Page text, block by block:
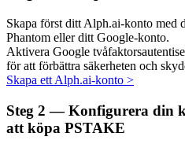
Auto Invest
Ta långsiktig vinst och
Skapa först ditt Alph.ai-konto med
Phantom eller ditt Google-konto.
Aktivera Google
för att förbättra säkerheten och
Skapa ett Alph.ai-konto >
Steg 2 — Konfigurera din
att köpa PSTAKE